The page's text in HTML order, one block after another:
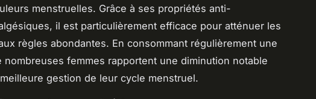
menstruelles. Grâce à ses propriétés anti-
il est particulièrement efficace pour atténuer les
règles abondantes. En consommant régulièrement une
nombreuses femmes rapportent une diminution notable
gestion de leur cycle menstruel.